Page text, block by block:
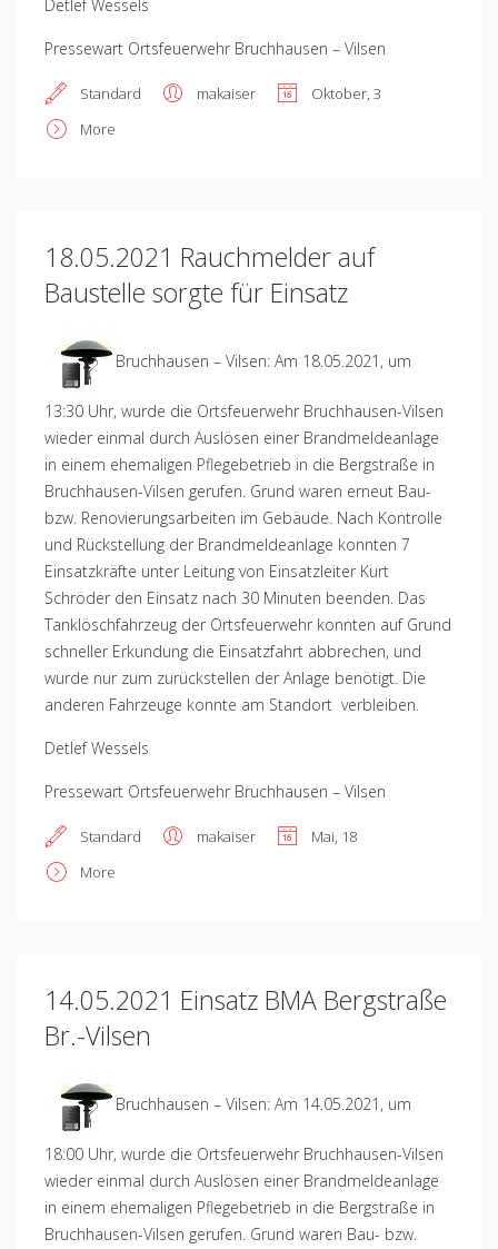
Detlef Wessels
Pressewart Ortsfeuerwehr Bruchhausen – Vilsen
Standard makaiser
Oktober, 3
More
18.05.2021 Rauchmelder auf
Baustelle sorgte für Einsatz
Bruchhausen – Vilsen: Am 18.05.2021, um
13:30 Uhr, wurde die Ortsfeuerwehr Bruchhausen-Vilsen
wieder einmal durch Auslösen einer Brandmeldeanlage
in einem ehemaligen Pflegebetrieb in die Bergstraße in
Bruchhausen-Vilsen gerufen. Grund waren erneut Bau-
bzw. Renovierungsarbeiten im Gebäude. Nach Kontrolle
und Rückstellung der Brandmeldeanlage konnten 7
Einsatzkräfte unter Leitung von Einsatzleiter Kurt
Schröder den Einsatz nach 30 Minuten beenden. Das
Tanklöschfahrzeug der Ortsfeuerwehr konnten auf Grund
schneller Erkundung die Einsatzfahrt abbrechen, und
wurde nur zum zurückstellen der Anlage benötigt. Die
anderen Fahrzeuge konnte am Standort verbleiben.
Detlef Wessels
Pressewart Ortsfeuerwehr Bruchhausen – Vilsen
Standard makaiser
Mai, 18
More
14.05.2021 Einsatz BMA Bergstraße
Br.-Vilsen
Bruchhausen – Vilsen: Am 14.05.2021, um
18:00 Uhr, wurde die Ortsfeuerwehr Bruchhausen-Vilsen
wieder einmal durch Auslösen einer Brandmeldeanlage
in einem ehemaligen Pflegebetrieb in die Bergstraße in
Bruchhausen-Vilsen gerufen. Grund waren Bau- bzw.